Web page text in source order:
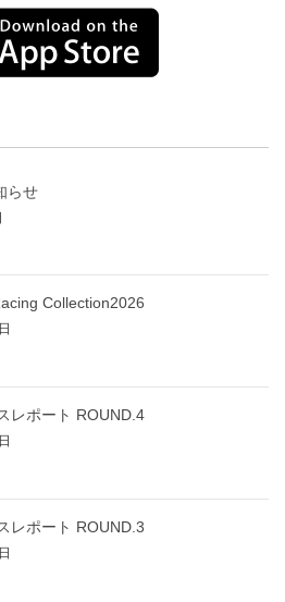
らせ
Collection2026
レポート ROUND.4
レポート ROUND.3